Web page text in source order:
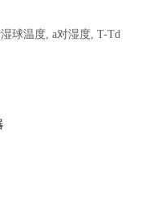
球温度, a对湿度, T-Td